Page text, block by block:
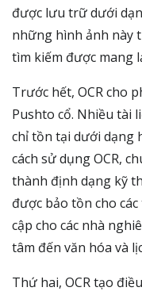
được lưu trữ dưới
những hình ảnh này
tìm kiếm được mang
Trước hết, OCR cho
Pushto cổ. Nhiều tài
chỉ tồn tại dưới dạng
cách sử dụng OCR,
thành định dạng kỹ
được bảo tồn cho
cập cho các nhà
tâm đến văn hóa và
Thứ hai, OCR tạo